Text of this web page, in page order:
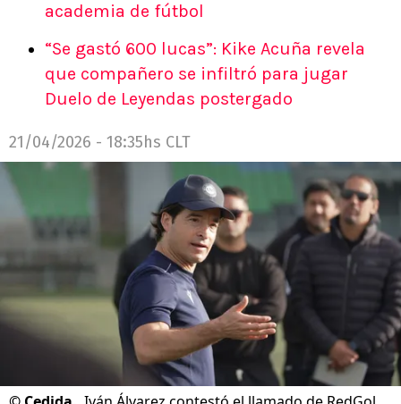
academia de fútbol
“Se gastó 600 lucas”: Kike Acuña revela
que compañero se infiltró para jugar
Duelo de Leyendas postergado
21/04/2026 - 18:35hs CLT